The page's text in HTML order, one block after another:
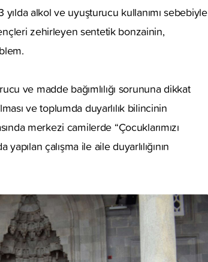
yılda alkol ve uyuşturucu kullanımı sebebiyle
zehirleyen sentetik bonzainin,
ve madde bağımlılığı sorununa dikkat
ve toplumda duyarlılık bilincinin
merkezi camilerde “Çocuklarımızı
çalışma ile aile duyarlılığının